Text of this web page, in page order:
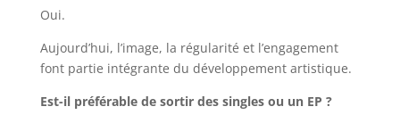
Oui.
Aujourd’hui, l’image, la régularité et l’engagement
font partie intégrante du développement artistique.
Est-il préférable de sortir des singles ou un EP ?